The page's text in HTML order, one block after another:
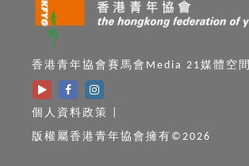
香港青年協會賽馬會Media 21媒體空間
個人資料政策
版權屬香港青年協會擁有©2026